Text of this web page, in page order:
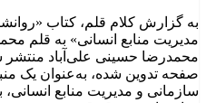
به گزارش کلام قلم، کتاب
مدیریت منابع انسانی» به قلم
صفحه تدوین شده، به‌عنوان یک
سازمانی و مدیریت منابع انسانی،